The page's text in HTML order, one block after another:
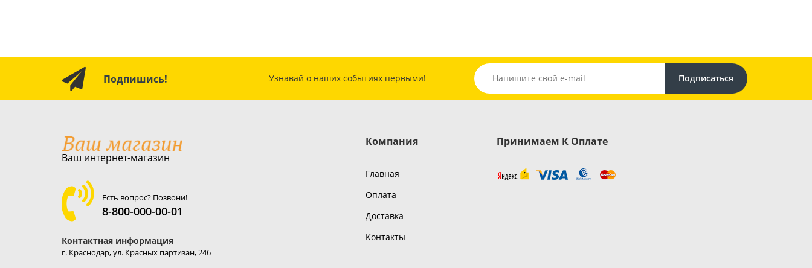
Подпишись! Узнавай о наших событиях первыми!
Ваш интернет-магазин
Есть вопрос? Позвони!
8-800-000-00-01
Контактная информация
г. Краснодар, ул. Красных партизан, 246
Компания
Главная
Оплата
Доставка
Контакты
Принимаем К Оплате